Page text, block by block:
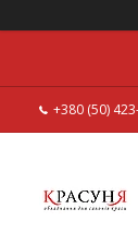
+380 (50)